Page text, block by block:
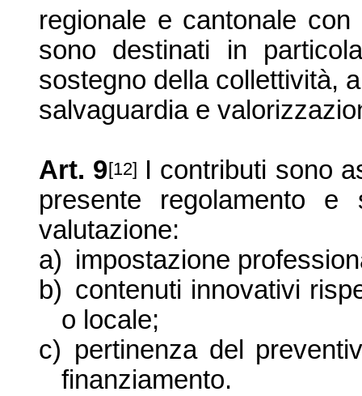
regionale e cantonale
sono destinati in
sostegno della collettività,
salvaguardia e
Art. 9[12] I contributi sono
presente regolamento
valutazione:
a) impostazione
b) contenuti innovativi
o locale;
c) pertinenza del
finanziamento.